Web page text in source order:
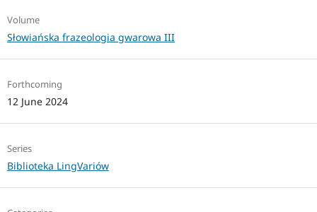
Volume
Słowiańska frazeologia gwarowa III
Forthcoming
12 June 2024
Series
Biblioteka LingVariów